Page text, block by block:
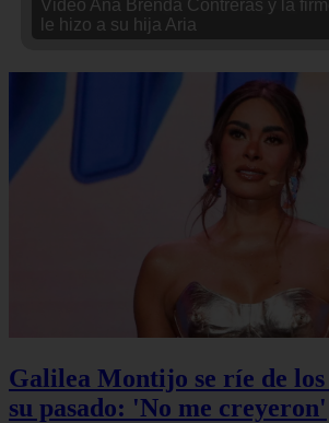
Video Ana Brenda Contreras y la
le hizo a su hija Aria
Galilea Montijo se ríe de
su pasado: 'No me creyeron'